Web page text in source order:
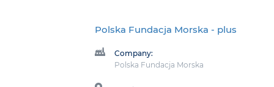
Polska Fundacja Morska - plus
Company:
Polska Fundacja Morska